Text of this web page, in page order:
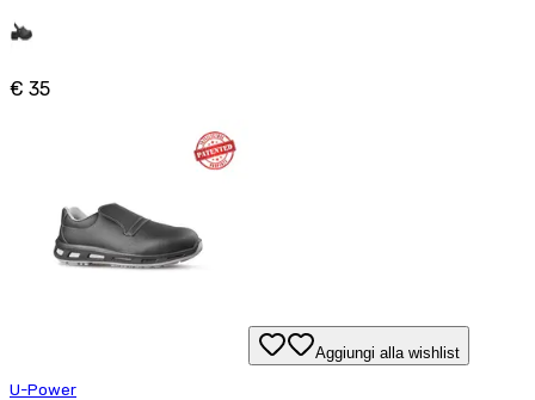
€ 35
Aggiungi alla wishlist
U-Power